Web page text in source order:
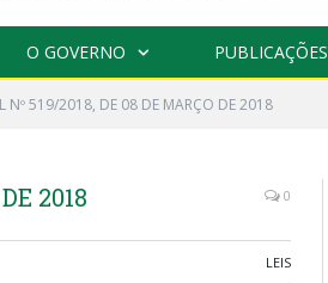
O GOVERNO PUBLICAÇÕES
Nº 519/2018, DE 08 DE MARÇO DE 2018
2018 0
LEIS